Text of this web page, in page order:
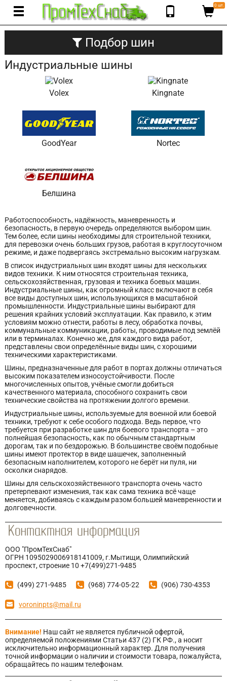
0 шт.
Подбор шин
Индустриальные шины
Volex Kingnate
GoodYear Nortec
Белшина
Работоспособность, надёжность, маневренность и
безопасность, в первую очередь определяются выбором шин.
Тем более, если шины необходимы для строительной техники,
для перевозки очень больших грузов, работая в круглосуточном
режиме, и даже подвергаясь экстремально высоким нагрузкам.
В список индустриальных шин входят шины для нескольких
видов техники. К ним относятся строительная техника,
сельскохозяйственная, грузовая и техника боевых машин.
Индустриальные шины, как огромный класс включают в себя
все виды доступных шин, использующихся в масштабной
промышленности. Индустриальные шины выбирают для
решения крайних условий эксплуатации. Как правило, к этим
условиям можно отнести, работы в лесу, обработка почвы,
коммунальные коммуникации, работы, проводимые под землёй
или в терминалах. Конечно же, для каждого вида работ,
представлены свои определённые виды шин, с хорошими
техническими характеристиками.
Шины, предназначенные для работ в портах должны отличаться
высоким показателем износоустойчивости. После
многочисленных опытов, учёные смогли добиться
качественного материала, способного сохранить свои
технические свойства на протяжении долгого времени.
Индустриальные шины, используемые для военной или боевой
техники, требуют к себе особого подхода. Ведь первое, что
требуется при разработке шин для боевого транспорта – это
полнейшая безопасность, как по обычным стандартным
дорогам, так и по бездорожью. В большинстве своём подобные
шины имеют протектор в виде шашечек, заполненный
безопасным наполнителем, которого не берёт ни пуля, ни
осколки снарядов.
Шины для сельскохозяйственного транспорта очень часто
претерпевают изменения, так как сама техника всё чаще
меняется, добиваясь с каждым разом большей маневренности и
долговечности.
ООО "ПромТехСнаб"
ОГРН 1095029006918141009, г.Мытищи, Олимпийский
проспект, строение 10 +7(499)271-9485
(499) 271-9485 (968) 774-05-22 (906) 730-4353
voroninpts@mail.ru
Внимание! Наш сайт не является публичной офертой,
определяемой положениями Статьи 437 (2) ГК РФ., а носит
исключительно информационный характер. Для получения
точной информации о наличии и стоимости товара, пожалуйста,
обращайтесь по нашим телефонам.